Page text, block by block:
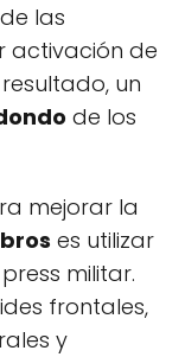
las
activación de
un
de los
mejorar la
es utilizar
militar.
frontales,
y